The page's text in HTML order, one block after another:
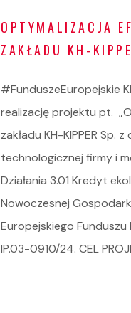
OPTYMALIZACJA
ZAKŁADU KH-
#FunduszeEuropejskie
realizację projektu pt.
zakładu KH-KIPPER
technologicznej firmy i
Działania 3.01 Kredyt
Nowoczesnej
Europejskiego Funduszu
IP.03-0910/24. CEL